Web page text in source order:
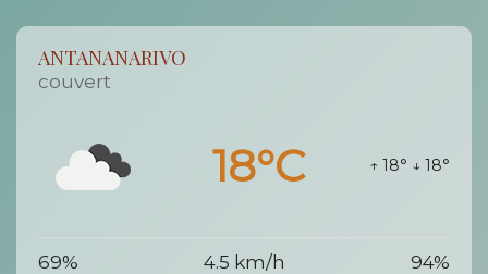
ANTANANARIVO
couvert
18°C ↑ 18° ↓ 18°
69% 4.5 km/h 94%